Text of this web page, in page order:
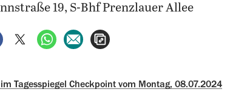
19, S-Bhf Prenzlauer Allee
auf Facebook teilen
auf X teilenper WhatsApp teilen
per E-Mail teilen
Tagesspiegel Checkpoint vom Montag, 08.07.2024